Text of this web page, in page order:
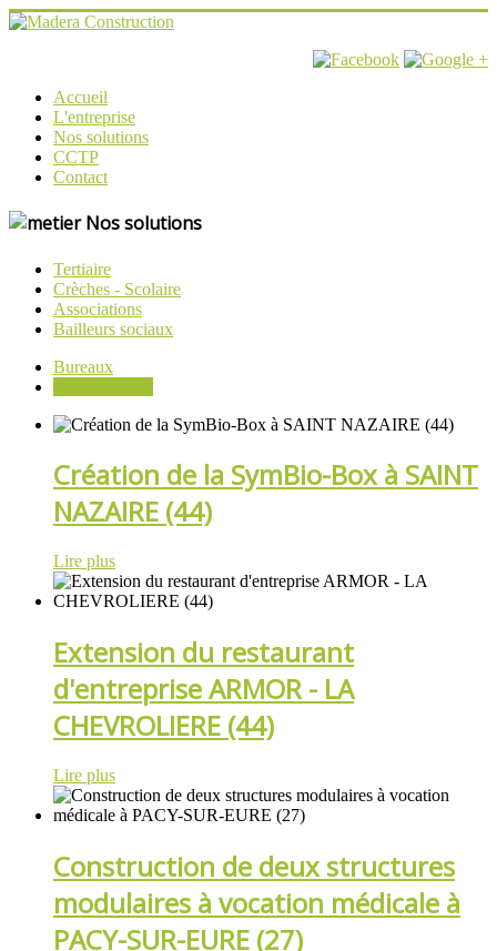
Accueil
L'entreprise
Nos solutions
CCTP
Contact
Nos solutions
Tertiaire
Crèches - Scolaire
Associations
Bailleurs sociaux
Bureaux
Création de la SymBio-Box à SAINT
NAZAIRE (44)
Lire plus
Extension du restaurant
d'entreprise ARMOR - LA
CHEVROLIERE (44)
Lire plus
Construction de deux structures
modulaires à vocation médicale à
PACY-SUR-EURE (27)